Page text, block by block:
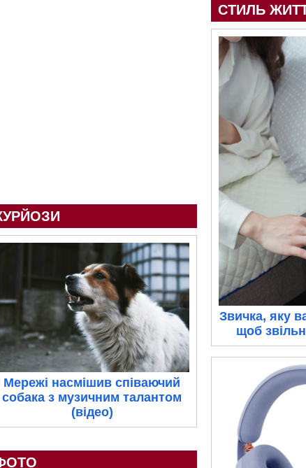
Мережі насмішив співаючий
собака з музичним талантом
(відео)
СТИЛЬ
Звичка, яку
щоб